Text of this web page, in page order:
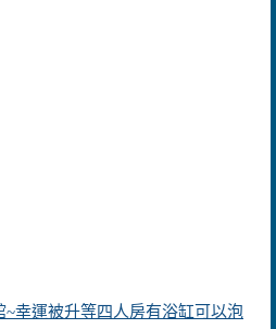
~幸運被升等四人房有浴缸可以泡